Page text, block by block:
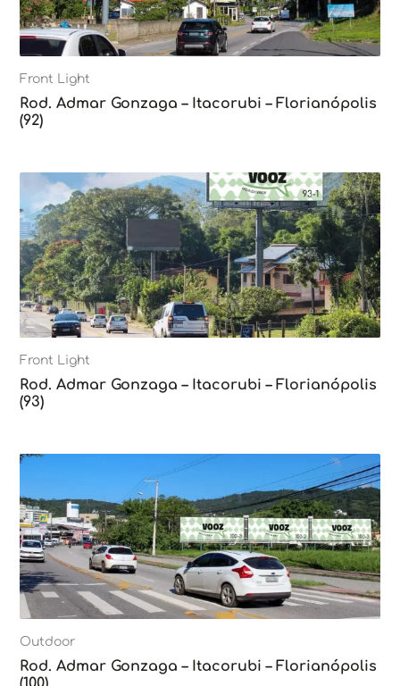
Front Light
Rod. Admar Gonzaga – Itacorubi – Florianópolis
(92)
Front Light
Rod. Admar Gonzaga – Itacorubi – Florianópolis
(93)
Outdoor
Rod. Admar Gonzaga – Itacorubi – Florianópolis